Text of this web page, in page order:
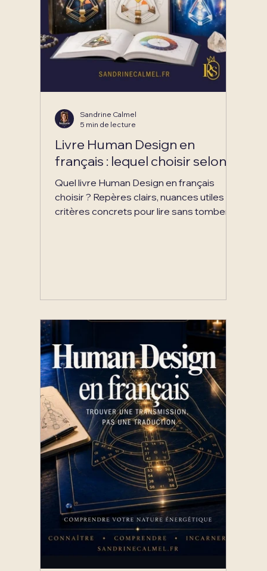
Livre Human Design en
français : lequel choisir selon
où vous en êtes
Quel livre Human Design en français
choisir ? Repères clairs, nuances utiles et
critères concrets pour lire sans tomber
Sandrine Calmel
5 min de lecture